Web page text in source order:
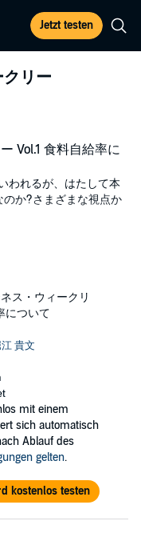
Jetzt testen
リー
Vol.1 食料自給率に
われるが、はたして本
か?さまざまな視点か
ス・ウィークリ
について
貴文
mit einem
sich automatisch
Ablauf des
gelten.
kostenlos testen